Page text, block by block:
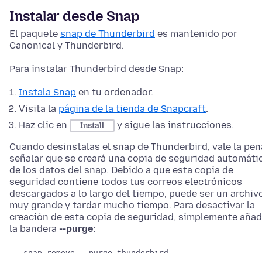
Instalar desde Snap
El paquete snap de Thunderbird es mantenido por
Canonical y Thunderbird.
Para instalar Thunderbird desde Snap:
Instala Snap en tu ordenador.
Visita la página de la tienda de Snapcraft.
Haz clic en
Install
y sigue las instrucciones.
Cuando desinstalas el snap de Thunderbird, vale la
señalar que se creará una copia de seguridad
de los datos del snap. Debido a que esta copia de
seguridad contiene todos tus correos electrónicos
descargados a lo largo del tiempo, puede ser un
muy grande y tardar mucho tiempo. Para desactivar la
creación de esta copia de seguridad, simplemente
la bandera --purge: